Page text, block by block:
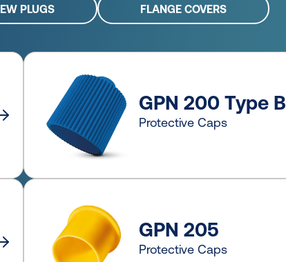
PLUGS FLANGE COVERS
GPN 200 Type B
Protective Caps
GPN 205
Protective Caps